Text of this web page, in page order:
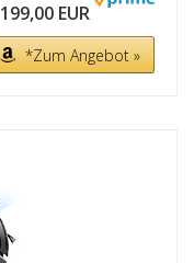
199,00 EUR
*Zum Angebot »